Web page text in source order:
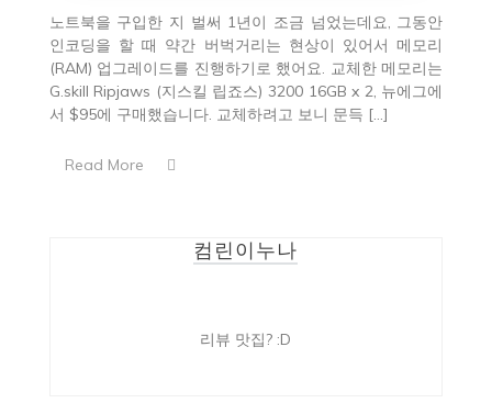
노트북을 구입한 지 벌써 1년이 조금 넘었는데요, 그동안
인코딩을 할 때 약간 버벅거리는 현상이 있어서 메모리
(RAM) 업그레이드를 진행하기로 했어요. 교체한 메모리는
G.skill Ripjaws (지스킬 립죠스) 3200 16GB x 2, 뉴에그에
서 $95에 구매했습니다. 교체하려고 보니 문득 […]
Read More
컴린이누나
리뷰 맛집? :D